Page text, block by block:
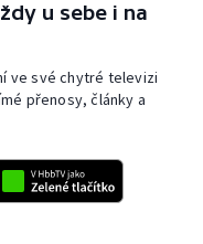
u sebe i na
ve své chytré televizi
přenosy, články a